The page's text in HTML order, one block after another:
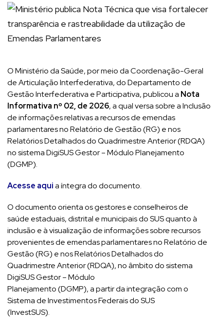
O Ministério da Saúde, por meio da Coordenação-Geral
de Articulação Interfederativa, do Departamento de
Gestão Interfederativa e Participativa, publicou a Nota
Informativa nº 02, de 2026, a qual versa sobre a Inclusão
de informações relativas a recursos de emendas
parlamentares no Relatório de Gestão (RG) e nos
Relatórios Detalhados do Quadrimestre Anterior (RDQA)
no sistema DigiSUS Gestor – Módulo Planejamento
(DGMP).
Acesse aquia íntegra do documento.
O documento orienta os gestores e conselheiros de
saúde estaduais, distrital e municipais do SUS quanto à
inclusão e à visualização de informações sobre recursos
provenientes de emendas parlamentares no Relatório de
Gestão (RG) e nos Relatórios Detalhados do
Quadrimestre Anterior (RDQA), no âmbito do sistema
DigiSUS Gestor – Módulo
Planejamento (DGMP), a partir da integração com o
Sistema de Investimentos Federais do SUS
(InvestSUS).